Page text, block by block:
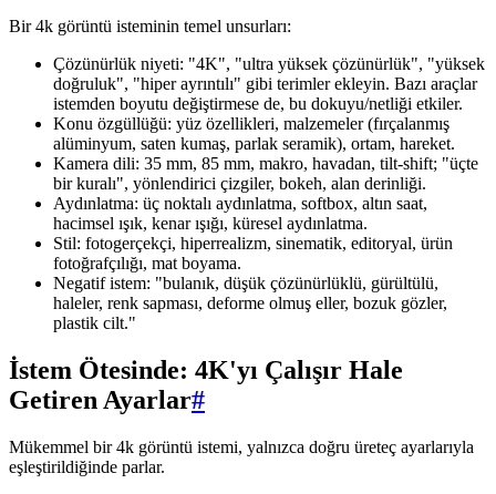
Bir 4k görüntü isteminin temel unsurları:
Çözünürlük niyeti: "4K", "ultra yüksek çözünürlük", "yüksek
doğruluk", "hiper ayrıntılı" gibi terimler ekleyin. Bazı araçlar
istemden boyutu değiştirmese de, bu dokuyu/netliği etkiler.
Konu özgüllüğü: yüz özellikleri, malzemeler (fırçalanmış
alüminyum, saten kumaş, parlak seramik), ortam, hareket.
Kamera dili: 35 mm, 85 mm, makro, havadan, tilt-shift; "üçte
bir kuralı", yönlendirici çizgiler, bokeh, alan derinliği.
Aydınlatma: üç noktalı aydınlatma, softbox, altın saat,
hacimsel ışık, kenar ışığı, küresel aydınlatma.
Stil: fotogerçekçi, hiperrealizm, sinematik, editoryal, ürün
fotoğrafçılığı, mat boyama.
Negatif istem: "bulanık, düşük çözünürlüklü, gürültülü,
haleler, renk sapması, deforme olmuş eller, bozuk gözler,
plastik cilt."
İstem Ötesinde: 4K'yı Çalışır Hale
Getiren Ayarlar#
Mükemmel bir 4k görüntü istemi, yalnızca doğru üreteç ayarlarıyla
eşleştirildiğinde parlar.